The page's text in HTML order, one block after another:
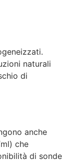
naturali
di
anche
che
di sonde